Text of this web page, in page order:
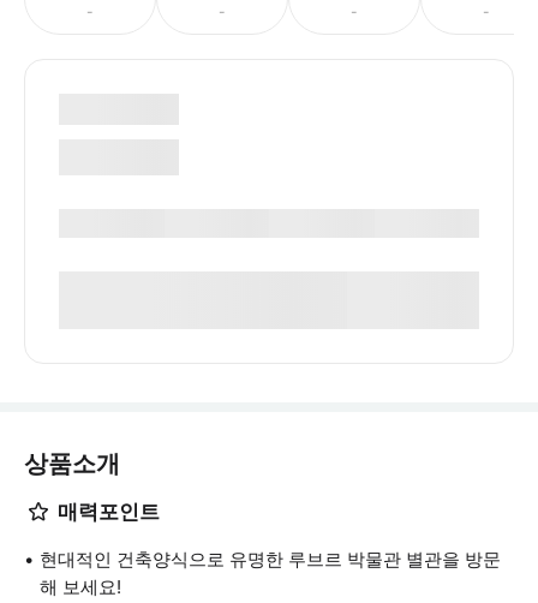
- - - -
상품소개
매력포인트
현대적인 건축양식으로 유명한 루브르 박물관 별관을 방문
해 보세요!